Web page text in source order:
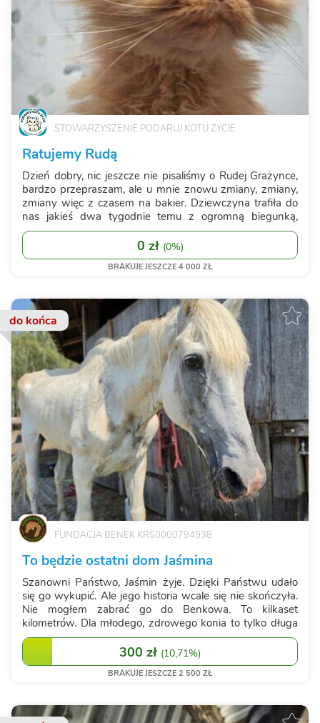
STOWARZYSZENIE PODARUJ KOTU ŻYCIE
Ratujemy Rudą
Dzień dobry, nic jeszcze nie pisaliśmy o Rudej Grażynce,
bardzo przepraszam, ale u mnie znowu zmiany, zmiany,
zmiany więc z czasem na bakier. Dziewczyna trafiła do
nas jakieś dwa tygodnie temu z ogromną biegunką,
zapchlona i bardzo wychudzona 😔 Pojechała od razu do
cudownego domu tymczasowego d...
0 zł (0%)
BRAKUJE JESZCZE 4 000 ZŁ
do końca
FUNDACJA BENEK KRS0000794938
To będzie ostatni dom Jaśmina
Szanowni Państwo, Jaśmin żyje. Dzięki Państwu udało
się go wykupić. Ale jego historia wcale się nie skończyła.
Nie mogłem zabrać go do Benkowa. To kilkaset
kilometrów. Dla młodego, zdrowego konia to tylko długa
podróż. Dla Jaśmina mogłaby być wyrokiem. Jest zbyt
słaby. Zbyt wyniszczony. Nie chcia...
300 zł (10,71%)
BRAKUJE JESZCZE 2 500 ZŁ